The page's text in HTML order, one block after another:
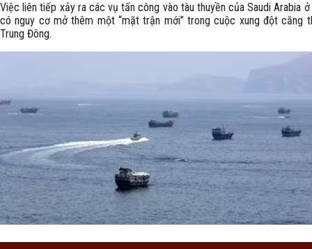
Việc liên tiếp xảy ra các vụ tấn công vào tàu thuyền của Saudi Arabia
có nguy cơ mở thêm một “mặt trận mới” trong cuộc xung đột căng
Trung Đông.